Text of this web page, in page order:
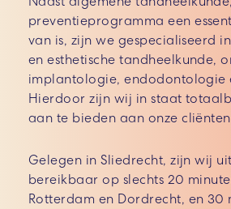
preventieprogramma een
van is, zijn we gespecialiseerd
en esthetische tandheelkunde,
implantologie, endodontologie
Hierdoor zijn wij in staat
aan te bieden aan onze
Gelegen in Sliedrecht, zijn wij
bereikbaar op slechts 20
Rotterdam en Dordrecht, en 30